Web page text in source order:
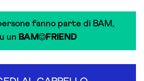
fanno parte di BAM,
un BAM FRIEND